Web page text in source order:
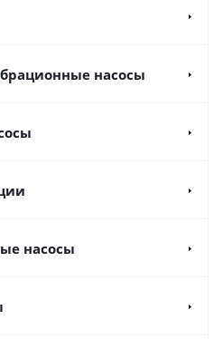
насосы
насосы